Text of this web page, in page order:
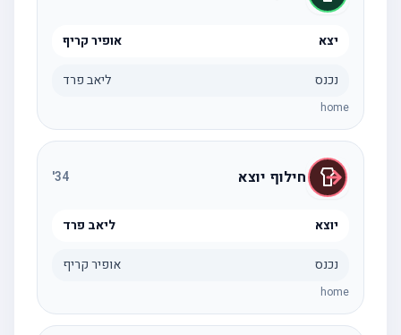
יצא אופיר קריף
נכנס ליאב פרד
home
חילוף יוצא 34
'
יוצא ליאב פרד
נכנס אופיר קריף
home